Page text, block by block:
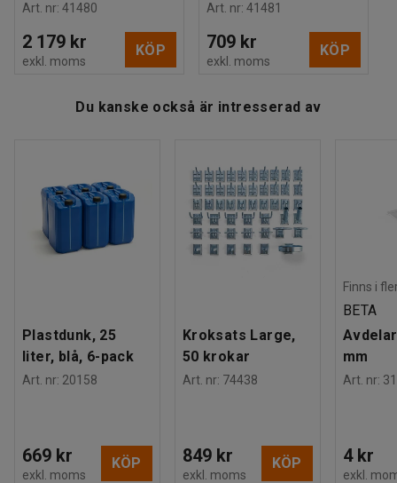
Art. nr: 41480
2 179 kr
exkl. moms
KÖP
Art. nr: 41481
709 kr
exkl. moms
KÖP
Du kanske också är intresserad av
Plastdunk, 25
liter, blå, 6-pack
Art. nr: 20158
669 kr
exkl. moms
KÖP
Kroksats Large,
50 krokar
Art. nr: 74438
849 kr
exkl. moms
KÖP
Finns i
BETA
mm
Art. nr:
4 kr
exkl.